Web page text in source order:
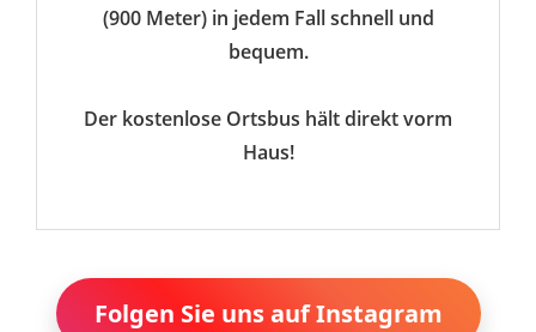
(900 Meter) in jedem Fall schnell und
bequem.
Der kostenlose Ortsbus hält direkt vorm
Haus!
Folgen Sie uns auf Instagram